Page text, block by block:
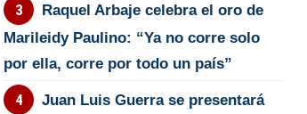
Raquel Arbaje celebra el oro de
Marileidy Paulino: “Ya no corre solo
por ella, corre por todo un país”
Juan Luis Guerra se presentará